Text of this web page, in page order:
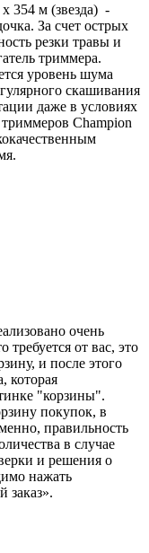
354 м (звезда) -
За счет острых
резки травы и
триммера.
уровень шума
скашивания
даже в условиях
Champion
очень
требуется от вас, это
и после этого
которая
"корзины".
покупок, в
правильность
в случае
и решения о
нажать
заказ».